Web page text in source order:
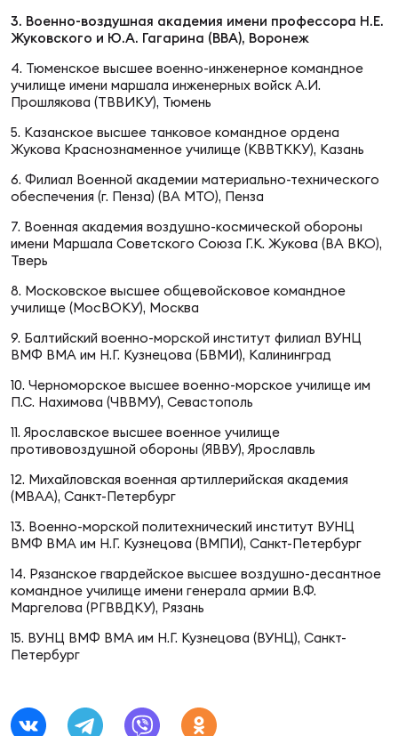
Зал
3. Военно-воздушная академия имени профессора Н.Е.
Жуковского и Ю.А. Гагарина (ВВА), Воронеж
4. Тюменское высшее военно-инженерное командное
училище имени маршала инженерных войск А.И.
Прошлякова (ТВВИКУ), Тюмень
5. Казанское высшее танковое командное ордена
Жукова Краснознаменное училище (КВВТККУ), Казань
6. Филиал Военной академии материально-технического
обеспечения (г. Пенза) (ВА МТО), Пенза
7. Военная академия воздушно-космической обороны
имени Маршала Советского Союза Г.К. Жукова (ВА ВКО),
Тверь
8. Московское высшее общевойсковое командное
училище (МосВОКУ), Москва
9. Балтийский военно-морской институт филиал ВУНЦ
ВМФ ВМА им Н.Г. Кузнецова (БВМИ), Калининград
10. Черноморское высшее военно-морское училище им
П.С. Нахимова (ЧВВМУ), Севастополь
11. Ярославское высшее военное училище
противовоздушной обороны (ЯВВУ), Ярославль
12. Михайловская военная артиллерийская академия
(МВАА), Санкт-Петербург
13. Военно-морской политехнический институт ВУНЦ
ВМФ ВМА им Н.Г. Кузнецова (ВМПИ), Санкт-Петербург
14. Рязанское гвардейское высшее воздушно-десантное
командное училище имени генерала армии В.Ф.
Маргелова (РГВВДКУ), Рязань
15. ВУНЦ ВМФ ВМА им Н.Г. Кузнецова (ВУНЦ), Санкт-
Петербург